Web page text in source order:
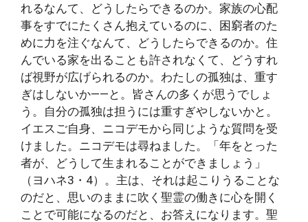
れるなんて、どうしたらできるのか。家族の心配
事をすでにたくさん抱えているのに、困窮者のた
めに力を注ぐなんて、どうしたらできるのか。住
んでいる家を出ることも許されなくて、どうすれ
ば視野が広げられるのか。わたしの孤独は、重す
ぎはしないか――と。皆さんの多くが思うでしょ
う。自分の孤独は担うには重すぎやしないかと。
イエスご自身、ニコデモから同じような質問を受
けました。ニコデモは尋ねました。「年をとった
者が、どうして生まれることができましょう」
（ヨハネ3・4）。主は、それは起こりうることな
のだと、思いのままに吹く聖霊の働きに心を開く
ことで可能になるのだと、お答えになります。聖